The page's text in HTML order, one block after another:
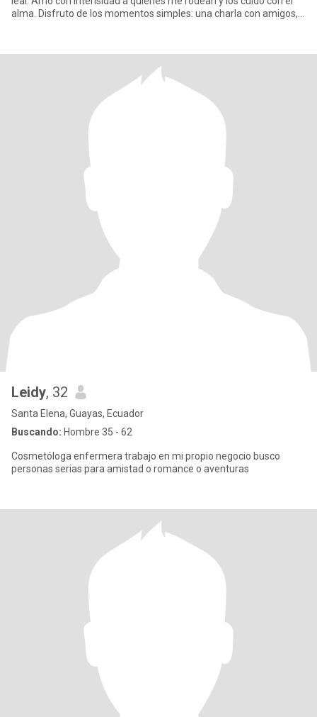
alma. Disfruto de los momentos simples: una charla con amigos,
Leidy, 32
Santa Elena, Guayas, Ecuador
Buscando: Hombre 35 - 62
Cosmetóloga enfermera trabajo en mi propio negocio busco
personas serias para amistad o romance o aventuras